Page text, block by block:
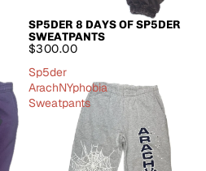
SP5DER 8 DAYS OF SP5DER
SWEATPANTS
$300.00
Sp5der
ArachNYphobia
Sweatpants